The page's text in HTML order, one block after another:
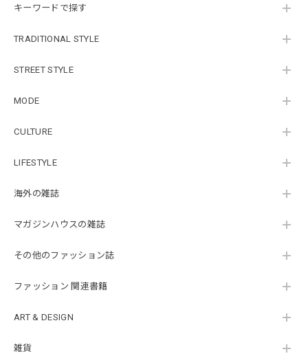
キーワードで探す
TRADITIONAL STYLE
STREET STYLE
MODE
CULTURE
LIFESTYLE
海外の雑誌
マガジンハウスの雑誌
その他のファッション誌
ファッション 関連書籍
ART & DESIGN
雑貨